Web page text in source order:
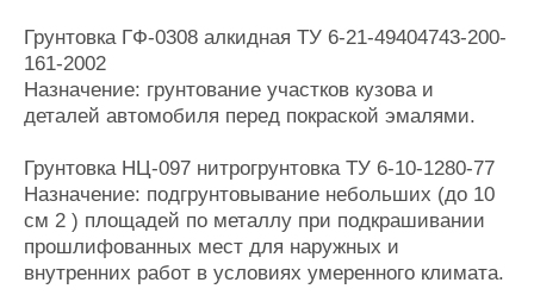
Журнал
Реклама
Выставки и семинары
Личности
Словарь
Галерея флота
Форум
Отзывы
Все службы
Грунтовка ГФ-0308 алкидная ТУ 6-21-49404743-200-
161-2002
Назначение: грунтование участков кузова и
деталей автомобиля перед покраской эмалями.
Грунтовка НЦ-097 нитрогрунтовка ТУ 6-10-1280-77
Назначение: подгрунтовывание небольших (до 10
см 2 ) площадей по металлу при подкрашивании
прошлифованных мест для наружных и
внутренних работ в условиях умеренного климата.